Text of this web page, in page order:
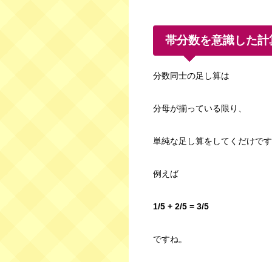
帯分数を意識した
分数同士の足し算は
分母が揃っている限り、
単純な足し算をしてくだけです
例えば
1/5 + 2/5 = 3/5
ですね。